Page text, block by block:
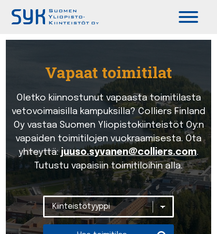
Päävalikko
Vapaat toimitilat
Oletko kiinnostunut vapaasta toimitilasta
vetovoimaisilla kampuksilla? Colliers Finland
Oy vastaa Suomen Yliopistokiinteistöt Oy:n
vapaiden toimitilojen vuokraamisesta. Ota
yhteyttä:juuso.syvanen@colliers.com.
Tutustu vapaisiin toimitiloihin alla.